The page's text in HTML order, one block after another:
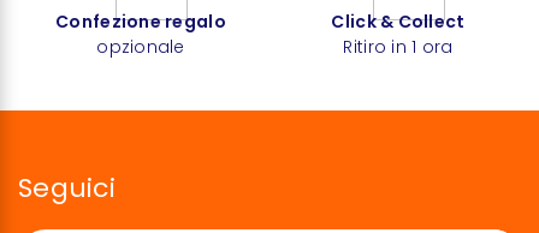
Confezione regalo
opzionale
Click & Collect
Ritiro in 1 ora
Seguici